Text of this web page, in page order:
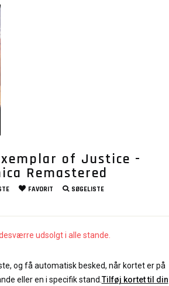
of Justice -
Remastered
FAVORIT SØGELISTE
udsolgt i alle stande.
og få automatisk besked, når kortet er på
eller en i specifik stand. Tilføj kortet til din